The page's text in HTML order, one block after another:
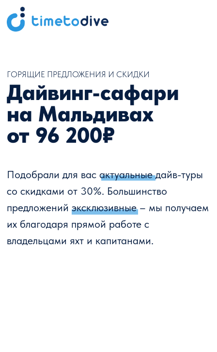
на Мальдивах
от 96 200₽
Подобрали для вас актуальные дайв-туры
со скидками от 30%. Большинство
владельцами яхт и капитанами.